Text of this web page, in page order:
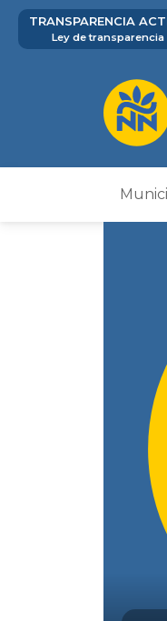
TRANSPARENCIA
Ley de transparencia